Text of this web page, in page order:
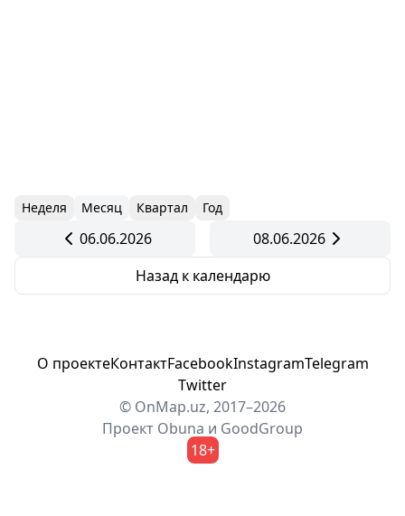
Неделя Месяц Квартал Год
06.06.2026
08.06.2026
Назад к календарю
О проектеКонтактFacebookInstagramTelegram
Twitter
© OnMap.uz, 2017–2026
Проект Obuna и GoodGroup
18+